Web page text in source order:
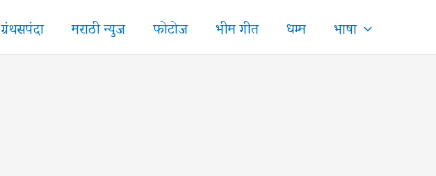
ग्रंथसपंदा मराठी न्युज फोटोज भीम गीत धम्म भाषा